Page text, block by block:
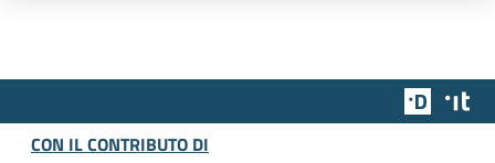
Team
CON IL CONTRIBUTO DI